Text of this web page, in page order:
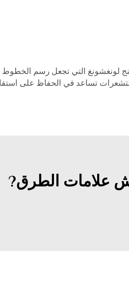
لونغشونغ التي تجعل رسم
تساعد في الحفاظ على